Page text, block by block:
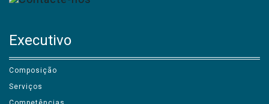
Executivo
Composição
Serviços